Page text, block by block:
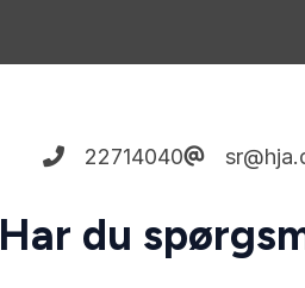
22714040
Har du